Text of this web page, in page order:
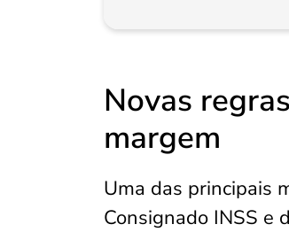
Novas
margem
Uma das principais
Consignado INSS e